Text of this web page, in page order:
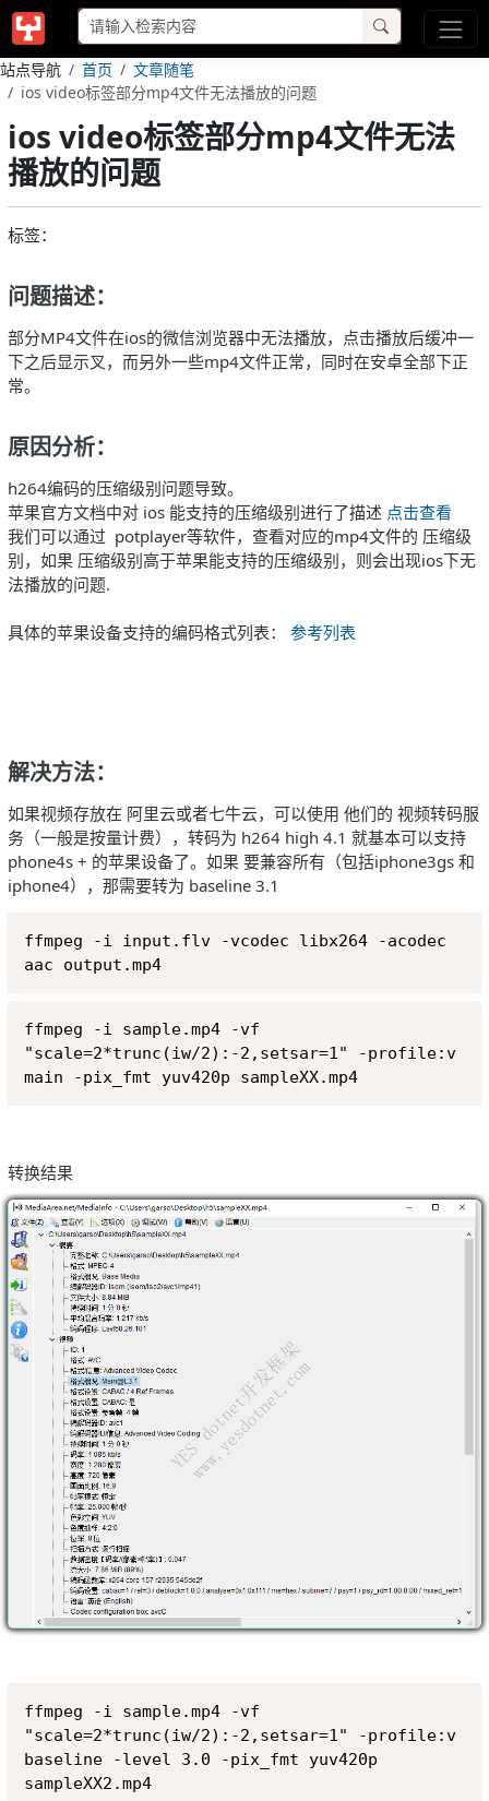
站点导航 首页
文章随笔
ios video标签部分mp4文件无法播放的问题
ios video标签部分mp4文件无法
播放的问题
标签：
问题描述：
部分MP4文件在ios的微信浏览器中无法播放，点击播放后缓冲一
下之后显示叉，而另外一些mp4文件正常，同时在安卓全部下正
常。
原因分析：
h264编码的压缩级别问题导致。
苹果官方文档中对 ios 能支持的压缩级别进行了描述 点击查看
我们可以通过 potplayer等软件，查看对应的mp4文件的 压缩级
别，如果 压缩级别高于苹果能支持的压缩级别，则会出现ios下无
法播放的问题.
具体的苹果设备支持的编码格式列表： 参考列表
解决方法：
如果视频存放在 阿里云或者七牛云，可以使用 他们的 视频转码服
务（一般是按量计费），转码为 h264 high 4.1 就基本可以支持
phone4s + 的苹果设备了。如果 要兼容所有（包括iphone3gs 和
iphone4），那需要转为 baseline 3.1
ffmpeg -i input.flv -vcodec libx264 -acodec
aac output.mp4
ffmpeg -i sample.mp4 -vf
"scale=2*trunc(iw/2):-2,setsar=1" -profile:v
main -pix_fmt yuv420p sampleXX.mp4
转换结果
ffmpeg -i sample.mp4 -vf
"scale=2*trunc(iw/2):-2,setsar=1" -profile:v
baseline -level 3.0 -pix_fmt yuv420p
sampleXX2.mp4